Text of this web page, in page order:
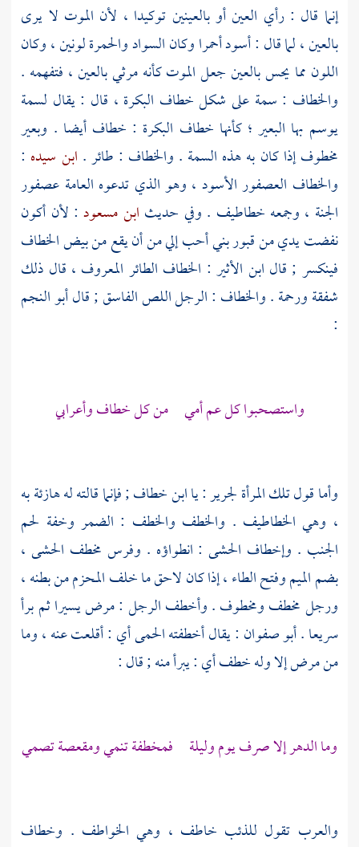
إنما قال : رأي العين أو بالعينين توكيدا ، لأن الموت لا يرى
بالعين ، لما قال : أسود أحمرا وكان السواد والحمرة لونين ، وكان
اللون مما يحس بالعين جعل الموت كأنه مرثي بالعين ، فتفهمه .
والخطاف : سمة على شكل خطاف البكرة ، قال : يقال لسمة
يوسم بها البعير ؛ كأنها خطاف البكرة : خطاف أيضا . وبعير
مخطوف إذا كان به هذه السمة . والخطاف : طائر . ابن سيده :
والخطاف العصفور الأسود ، وهو الذي تدعوه العامة عصفور
الجنة ، وجمعه خطاطيف . وفي حديث ابن مسعود : لأن أكون
نفضت يدي من قبور بني أحب إلي من أن يقع من بيض الخطاف
فينكسر ; قال ابن الأثير : الخطاف الطائر المعروف ، قال ذلك
شفقة ورحمة . والخطاف : الرجل اللص الفاسق ; قالأبو النجم
:
واستصحبوا كل عم أمي من كل خطاف وأعرابي
وأما قول تلك المرأةلجرير: يا ابن خطاف ; فإنما قالته له هازئة به
، وهي الخطاطيف . والخطف والخطف : الضمر وخفة لحم
الجنب . وإخطاف الحشى : انطواؤه . وفرس مخطف الحشى ،
بضم الميم وفتح الطاء ، إذا كان لاحق ما خلف المحزم من بطنه ،
ورجل مخطف ومخطوف . وأخطف الرجل : مرض يسيرا ثم برأ
سريعا .أبو صفوان : يقال أخطفته الحمى أي : أقلعت عنه ، وما
من مرض إلا وله خطف أي : يبرأ منه ; قال :
وما الدهر إلا صرف يوم وليلة فمخطفة تنمي ومقعصة تصمي
والعرب تقول للذئب خاطف ، وهي الخواطف . وخطاف